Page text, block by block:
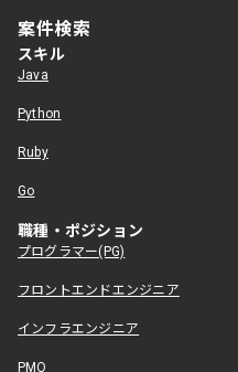
案件検索
スキル
Java
Python
Ruby
Go
職種・ポジション
プログラマー(PG)
フロントエンドエンジニア
インフラエンジニア
PMO